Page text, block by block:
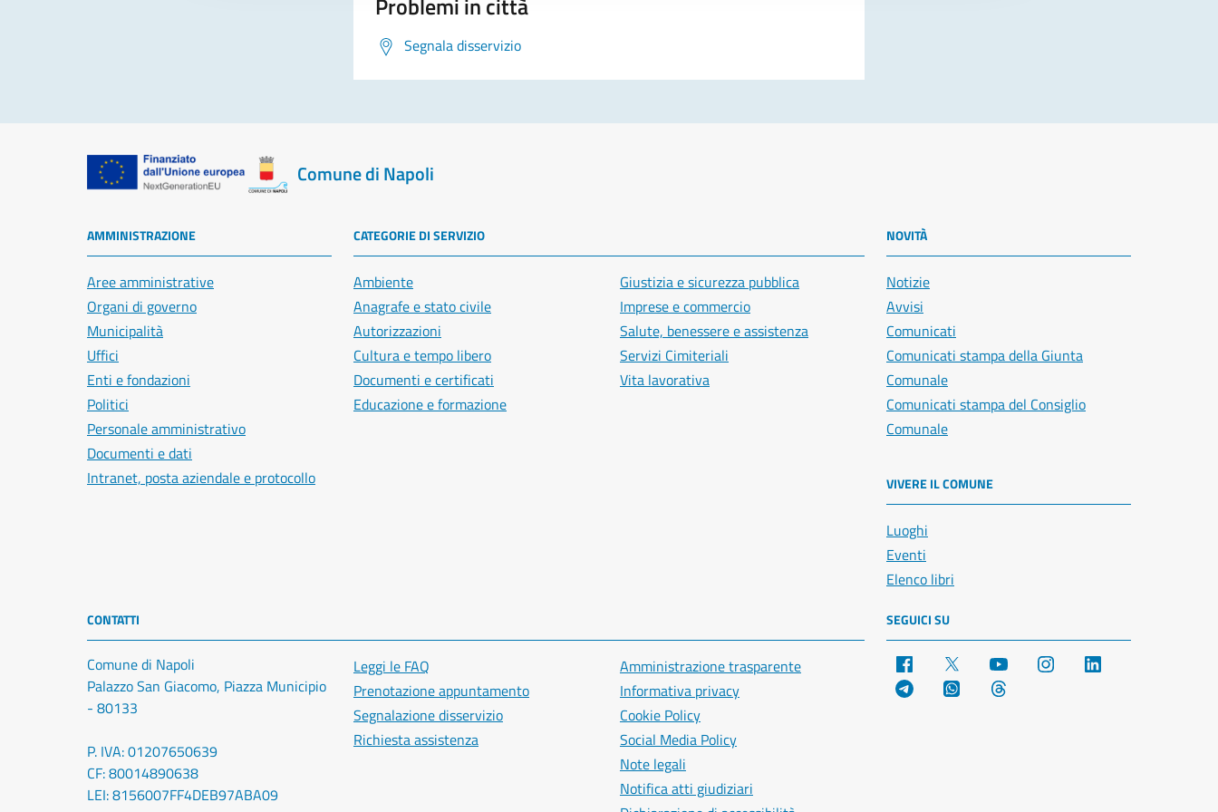
Segnala disservizio
Comune di Napoli
AMMINISTRAZIONE
Aree amministrative
Organi di governo
Municipalità
Uffici
Enti e fondazioni
Politici
Personale amministrativo
Documenti e dati
Intranet, posta aziendale e protocollo
CATEGORIE DI SERVIZIO
Ambiente
Anagrafe e stato civile
Autorizzazioni
Cultura e tempo libero
Documenti e certificati
Educazione e formazione
Giustizia e sicurezza pubblica
Imprese e commercio
Salute, benessere e assistenza
Servizi Cimiteriali
Vita lavorativa
NOVITÀ
Notizie
Avvisi
Comunicati
Comunicati stampa della Giunta
Comunale
Comunicati stampa del Consiglio
Comunale
VIVERE IL COMUNE
Luoghi
Eventi
Elenco libri
CONTATTI
Comune di Napoli
Palazzo San Giacomo, Piazza Municipio
- 80133
P. IVA: 01207650639
CF: 80014890638
LEI: 8156007FF4DEB97ABA09
Leggi le FAQ
Prenotazione appuntamento
Segnalazione disservizio
Richiesta assistenza
Amministrazione trasparente
Informativa privacy
Cookie Policy
Social Media Policy
Note legali
Notifica atti giudiziari
SEGUICI SU
Facebook YouTube Instagram
Telegram WhatsApp